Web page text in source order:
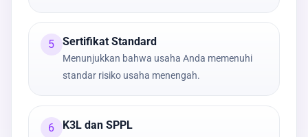
5 Sertifikat Standard
Menunjukkan bahwa usaha Anda memenuhi
standar risiko usaha menengah.
6 K3L dan SPPL